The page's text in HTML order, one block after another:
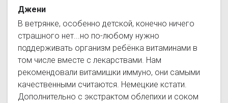
Джени
В ветрянке, особенно детской, конечно ничего
страшного нет...но по-любому нужно
поддерживать организм ребёнка витаминами в
том числе вместе с лекарствами. Нам
рекомендовали витамишки иммуно, они самыми
качественными считаются. Немецкие кстати.
Дополнительно с экстрактом облепихи и соком